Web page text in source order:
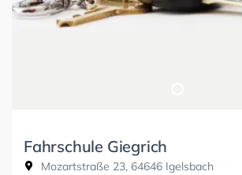
Fahrschule Giegrich
Mozartstraße 23, 64646 Igelsbach